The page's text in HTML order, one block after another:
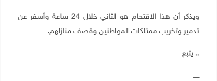
ويذكر أن هذا الاقتحام هو الثاني خلال 24 ساعة وأسفر عن
تدمير وتخريب ممتلكات المواطنين وقصف منازلهم.
.. يتبع
ــــــ